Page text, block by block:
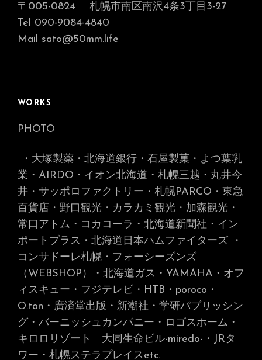
〒005-0824 札幌市南区南沢4条3丁目3-27
Tel 090-9084-4840
Mail sato@50mm.life
WORKS
PHOTO
・大塚製薬・北海道銀行・石屋製菓・よつ葉乳
業・AIRDO・イオン北海道・札幌三越・丸井今
井・サッポロファクトリー・札幌PARCO・東急
百貨店・野口観光・カラカミ観光・加森観光・
常口アトム・コカコーラ・北海道新聞社・イン
ポートプラス・北海道日本ハムファイターズ
・
コンサドーレ札幌・フォーシーズンズ
（WEBSHOP）・北海道ガス・YAMAHA・オフ
ィスキュー・フジテレビ・HTB・poroco・
O.ton・廣済堂出版・新潮社・学研パブリッシン
グ・バーニッシュカンパニー・ロゴスホーム・
キロロリゾート 大同生命ビル-miredo- ・JRタ
ワー・札幌ステラプレイスetc.